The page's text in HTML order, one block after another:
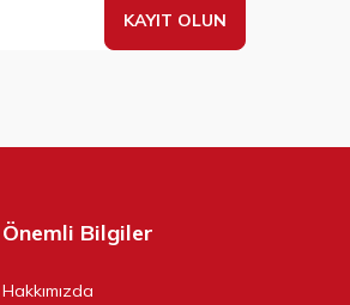
KAYIT OLUN
Önemli Bilgiler
Hakkımızda